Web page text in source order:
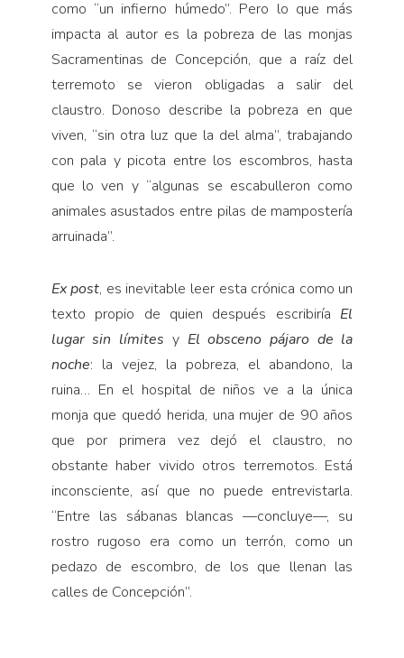
como “un infierno húmedo”. Pero lo que más
impacta al autor es la pobreza de las monjas
Sacramentinas de Concepción, que a raíz del
terremoto se vieron obligadas a salir del
claustro. Donoso describe la pobreza en que
viven, “sin otra luz que la del alma”, trabajando
con pala y picota entre los escombros, hasta
que lo ven y “algunas se escabulleron como
animales asustados entre pilas de mampostería
arruinada”.
Ex post, es inevitable leer esta crónica como un
texto propio de quien después escribiría El
lugar sin límites y El obsceno pájaro de la
noche: la vejez, la pobreza, el abandono, la
ruina… En el hospital de niños ve a la única
monja que quedó herida, una mujer de 90 años
que por primera vez dejó el claustro, no
obstante haber vivido otros terremotos. Está
inconsciente, así que no puede entrevistarla.
“Entre las sábanas blancas —concluye—, su
rostro rugoso era como un terrón, como un
pedazo de escombro, de los que llenan las
calles de Concepción”.